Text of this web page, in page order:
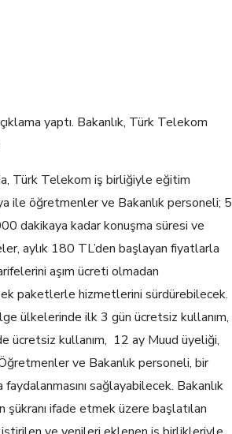
yaptı. Bakanlık, Türk Telekom
Türk Telekom iş birliğiyle eğitim
ile öğretmenler ve Bakanlık personeli; 5
dakikaya kadar konuşma süresi ve
aylık 180 TL’den başlayan fiyatlarla
aşım ücreti olmadan
paketlerle hizmetlerini sürdürebilecek.
ülkelerinde ilk 3 gün ücretsiz kullanım,
ücretsiz kullanım, 12 ay Muud üyeliği,
ve Bakanlık personeli, bir
sağlayabilecek. Bakanlık
ifade etmek üzere başlatılan